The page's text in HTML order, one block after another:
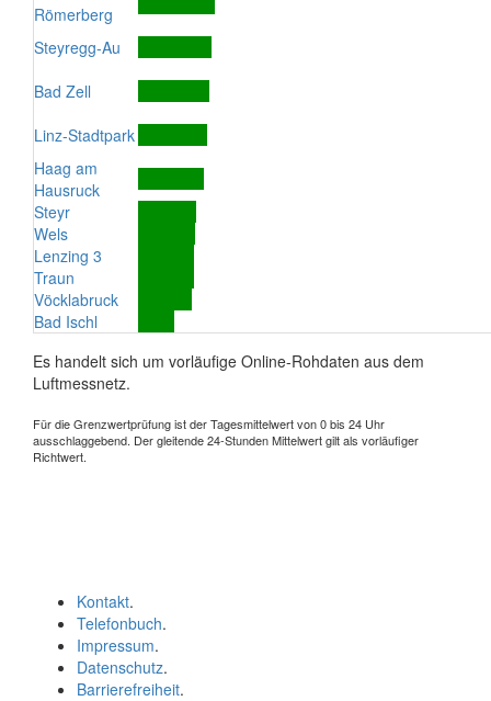
Römerberg
Steyregg-Au
Bad Zell
Linz-Stadtpark
Haag am
Hausruck
Steyr
Wels
Lenzing 3
Traun
Vöcklabruck
Bad Ischl
Es handelt sich um vorläufige Online-Rohdaten aus dem
Luftmessnetz.
Für die Grenzwertprüfung ist der Tagesmittelwert von 0 bis 24 Uhr
ausschlaggebend. Der gleitende 24-Stunden Mittelwert gilt als vorläufiger
Richtwert.
Kontakt.
Telefonbuch.
Impressum.
Datenschutz.
Barrierefreiheit.